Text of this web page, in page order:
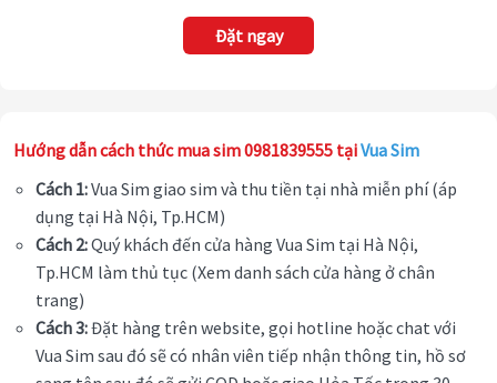
Đặt ngay
Hướng dẫn cách thức mua sim 0981839555 tạiVua Sim
Cách 1:Vua Sim giao sim và thu tiền tại nhà miễn phí (áp
dụng tại Hà Nội, Tp.HCM)
Cách 2:Quý khách đến cửa hàng Vua Sim tại Hà Nội,
Tp.HCM làm thủ tục (Xem danh sách cửa hàng ở chân
trang)
Cách 3:Đặt hàng trên website, gọi hotline hoặc chat với
Vua Sim sau đó sẽ có nhân viên tiếp nhận thông tin, hồ sơ